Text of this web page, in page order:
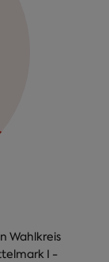
Wahlkreis
I -